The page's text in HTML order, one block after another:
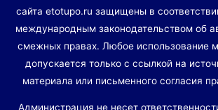
сайта etotupo.ru защищены в
международным законодательством об
смежных правах. Любое использование
допускается только с ссылкой на
материала или письменного согласия
Администрация не несет